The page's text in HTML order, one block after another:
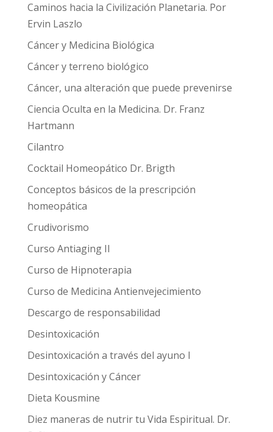
Caminos hacia la Civilización Planetaria. Por
Ervin Laszlo
Cáncer y Medicina Biológica
Cáncer y terreno biológico
Cáncer, una alteración que puede prevenirse
Ciencia Oculta en la Medicina. Dr. Franz
Hartmann
Cilantro
Cocktail Homeopático Dr. Brigth
Conceptos básicos de la prescripción
homeopática
Crudivorismo
Curso Antiaging II
Curso de Hipnoterapia
Curso de Medicina Antienvejecimiento
Descargo de responsabilidad
Desintoxicación
Desintoxicación a través del ayuno I
Desintoxicación y Cáncer
Dieta Kousmine
Diez maneras de nutrir tu Vida Espiritual. Dr.